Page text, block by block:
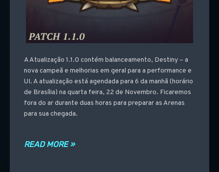
A Atualização 1.1.0 contém balanceamento, Destiny – a
nova campeã e melhorias em geral para a performance e
UI. A atualização está agendada para 6 da manhã (horário
de Brasília) na quarta feira, 22 de Novembro. Ficaremos
fora do ar durante duas horas para preparar as Arenas
para sua chegada.
READ MORE »